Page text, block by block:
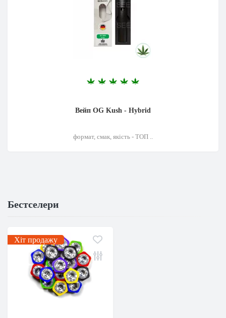
Вейп OG Kush - Hybrid
формат, смак, якість - ТОП ..
Бестселери
Хіт продажу